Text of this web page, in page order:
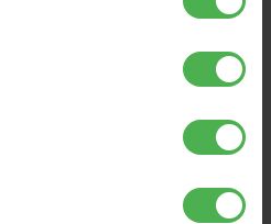
3499 kr
Ma ST Black 1.5m
139 kr